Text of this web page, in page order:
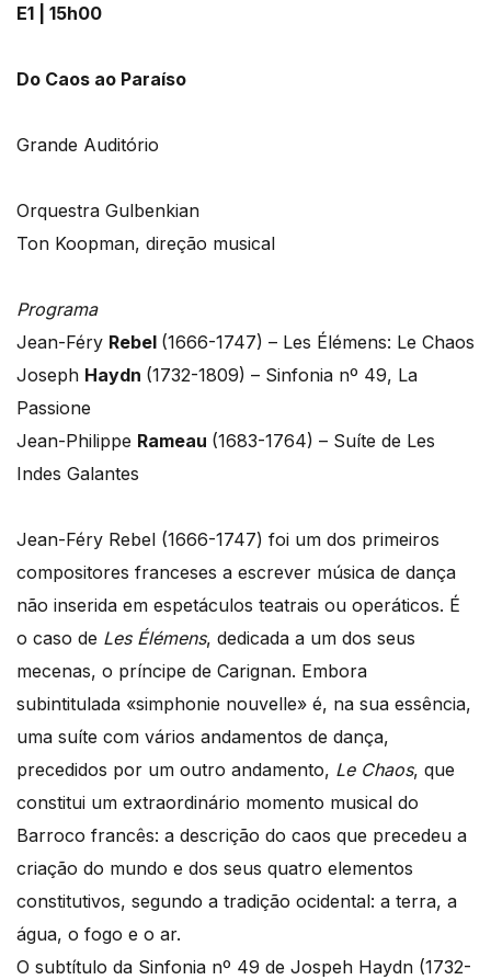
E1 | 15h00
Do Caos ao Paraíso
Grande Auditório
Orquestra Gulbenkian
Ton Koopman, direção musical
Programa
Jean-Féry Rebel (1666-1747) – Les Élémens: Le Chaos
Joseph Haydn (1732-1809) – Sinfonia nº 49, La
Passione
Jean-Philippe Rameau (1683-1764) – Suíte de Les
Indes Galantes
Jean-Féry Rebel (1666-1747) foi um dos primeiros
compositores franceses a escrever música de dança
não inserida em espetáculos teatrais ou operáticos. É
o caso de Les Élémens, dedicada a um dos seus
mecenas, o príncipe de Carignan. Embora
subintitulada «simphonie nouvelle» é, na sua essência,
uma suíte com vários andamentos de dança,
precedidos por um outro andamento, Le Chaos, que
constitui um extraordinário momento musical do
Barroco francês: a descrição do caos que precedeu a
criação do mundo e dos seus quatro elementos
constitutivos, segundo a tradição ocidental: a terra, a
água, o fogo e o ar.
O subtítulo da Sinfonia nº 49 de Jospeh Haydn (1732-